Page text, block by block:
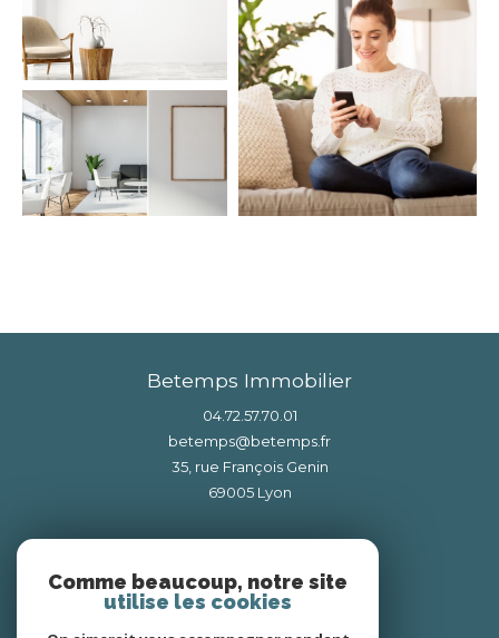
Betemps Immobilier
04.72.57.70.01
betemps@betemps.fr
35, rue François Genin
69005 lyon
Nous suivre sur
Comme beaucoup, notre site
utilise les cookies